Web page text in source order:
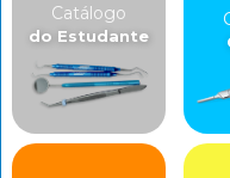
Catálogo
do Estudante